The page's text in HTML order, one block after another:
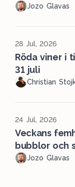
Jozo Glavas
28 Jul, 2026
Röda viner i
31 juli
Christian
24 Jul, 2026
Veckans
bubblor och
Jozo Glavas